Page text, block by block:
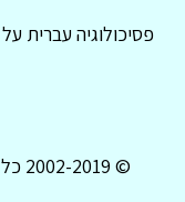
פסיכולוגיה עברית על
© 2002-2019 כל הזכויות שמורות לפסיכולוגיה עברית